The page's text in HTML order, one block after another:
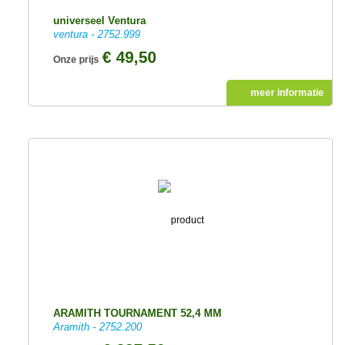
universeel Ventura
ventura - 2752.999
Onze prijs € 49,50
meer informatie
ARAMITH TOURNAMENT 52,4 MM
Aramith - 2752.200